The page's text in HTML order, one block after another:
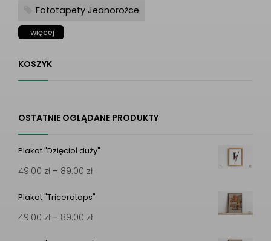
Fototapety Jednorożce
więcej
KOSZYK
OSTATNIE OGLĄDANE PRODUKTY
Plakat "Dzięcioł duży"
49.00 zł – 89.00 złZakres
49.00 zł
Plakat "Triceratops"
49.00 zł – 89.00 złZakres